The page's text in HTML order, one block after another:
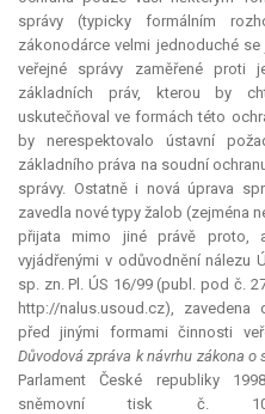
správy (typicky formálním
zákonodárce velmi jednoduché
veřejné správy zaměřené proti
základních práv, kterou by
uskutečňoval ve formách této
by nerespektovalo ústavní
základního práva na soudní
správy. Ostatně i nová úprava
zavedla nové typy žalob (zejména
přijata mimo jiné právě proto,
vyjádřenými v odůvodnění nálezu
sp. zn. Pl. ÚS 16/99 (publ. pod č.
http://nalus.usoud.cz),
před jinými formami činnosti
Důvodová zpráva k návrhu zákona
Parlament České republiky
sněmovní tisk č.